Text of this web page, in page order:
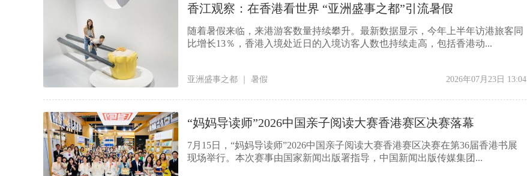
香江观察：在香港看世界 “亚洲盛事之都”引流暑假
随着暑假来临，来港游客数量持续攀升。最新数据显示，今年上半年访港旅客同
比增长13％，香港入境处近日的入境访客人数也持续走高，包括香港动...
亚洲盛事之都 暑假 2026年07月23日 13:04
“妈妈导读师”2026中国亲子阅读大赛香港赛区决赛落幕
7月15日，“妈妈导读师”2026中国亲子阅读大赛香港赛区决赛在第36届香港书展
现场举行。本次赛事由国家新闻出版署指导，中国新闻出版传媒集团...